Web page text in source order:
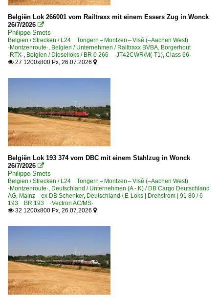
Lüttich (alle Bahnhöfe)
Montzen-Gare
~ Sonstige
Bahntechnische Anlagen und Kunstbauten
Dieselloks
BR 0 266 ·JT42CWR/M(-T1), Class 66·
BR 51
BR 52 · BR 53 · BR 54
BR 55
BR 62 · BR 63 HLD
BR 64 ·MaK DE 6400·
E-Loks
BR 20
BR 21
2000
2000
2005
2006
2009
2010
2010
2012
2013
2014
2015
2018
2019
2020
Belgiën Lok 266001 vom Railtraxx mit einem Essers Zug in Wonck
26/7/2026 
Philippe Smets
Belgien / Strecken / L24 Tongern – Montzen – Visé (–Aachen West)
·Montzenroute·, Belgien / Unternehmen / Railtraxx BVBA, Borgerhout
·RTX·, Belgien / Dieselloks / BR 0 266 ·JT42CWR/M(-T1), Class 66·
 27 1200x800 Px, 26.07.2026 
Belgiën Lok 193 374 vom DBC mit einem Stahlzug in Wonck
26/7/2026 
Philippe Smets
Belgien / Strecken / L24 Tongern – Montzen – Visé (–Aachen West)
·Montzenroute·, Deutschland / Unternehmen (A - K) / DB Cargo Deutschland
AG, Mainz ex DB Schenker, Deutschland / E-Loks | Drehstrom | 91 80 / 6
193 BR 193 ·Vectron AC/MS·
 32 1200x800 Px, 26.07.2026 